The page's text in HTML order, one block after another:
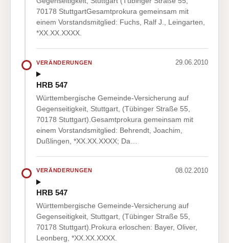
70178 StuttgartGesamtprokura gemeinsam mit
einem Vorstandsmitglied: Fuchs, Ralf J., Leingarten,
*XX.XX.XXXX.
VERÄNDERUNGEN 29.06.2010
HRB 547
Württembergische Gemeinde-Versicherung auf
Gegenseitigkeit, Stuttgart, (Tübinger Straße 55,
70178 Stuttgart).Gesamtprokura gemeinsam mit
einem Vorstandsmitglied: Behrendt, Joachim,
Dußlingen, *XX.XX.XXXX; Da…
VERÄNDERUNGEN 08.02.2010
HRB 547
Württembergische Gemeinde-Versicherung auf
Gegenseitigkeit, Stuttgart, (Tübinger Straße 55,
70178 Stuttgart).Prokura erloschen: Bayer, Oliver,
Leonberg, *XX.XX.XXXX.